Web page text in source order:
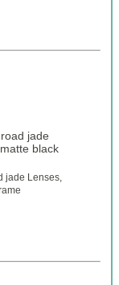
jade Lenses,